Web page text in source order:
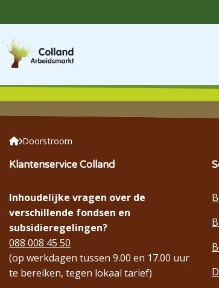
Doorstroom
Klantenservice Colland
Inhoudelijke vragen over de
verschillende fondsen en
subsidieregelingen?
088 008 45 50
(op werkdagen tussen 9.00 en 17.00 uur
te bereiken, tegen lokaal tarief)